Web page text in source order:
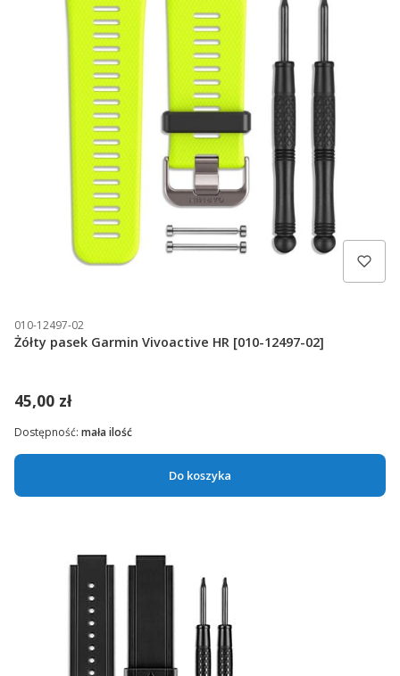
010-12497-02
Żółty pasek Garmin Vivoactive HR [010-12497-02]
45,00 zł
Do koszyka
Dostępność: mała ilość